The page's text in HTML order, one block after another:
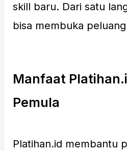
skill baru. Dari satu
bisa membuka
Manfaat
Pemula
Platihan.id membantu